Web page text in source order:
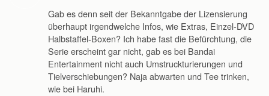
Gab es denn seit der Bekanntgabe der Lizensierung
überhaupt irgendwelche Infos, wie Extras, Einzel-DVD
Halbstaffel-Boxen? Ich habe fast die Befürchtung, die
Serie erscheint gar nicht, gab es bei Bandai
Entertainment nicht auch Umstruckturierungen und
Tielverschiebungen? Naja abwarten und Tee trinken,
wie bei Haruhi.